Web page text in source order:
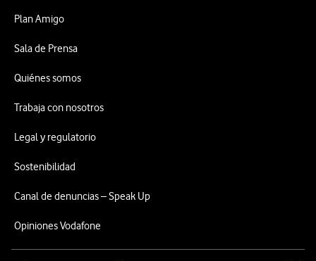
Plan Amigo
Sala de Prensa
Quiénes somos
Trabaja con nosotros
Legal y regulatorio
Sostenibilidad
Canal de denuncias – Speak Up
Opiniones Vodafone